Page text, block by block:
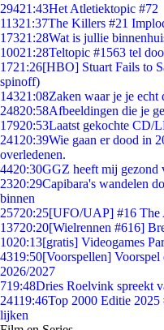
29421:43Het Atletiektopic #72
11321:37The Killers #21
17321:28Wat is jullie
10021:28Teltopic #1563 tel
1721:26[HBO] Stuart Fails to
spinoff)
14321:08Zaken waar je je echt
24820:58Afbeeldingen die je
17920:53Laatst gekochte CD/
241 20:39Wie gaan er dood in
overledenen.
4420:30GGZ heeft mij gezond
2320:29Capibara's wandelen
binnen
25720:25[UFO/UAP] #16 The
13720:20[Wielrennen #616]
1020:13[gratis] Videogames
4319:50[Voorspellen] Voorspel
2026/2027
719:48Dries Roelvink spreekt
24119:46Top 2000 Editie
lijken